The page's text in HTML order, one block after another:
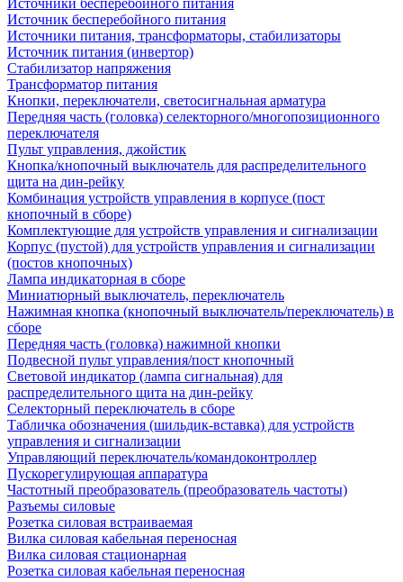
Источники бесперебойного питания
Источник бесперебойного питания
Источники питания, трансформаторы, стабилизаторы
Источник питания (инвертор)
Стабилизатор напряжения
Трансформатор питания
Кнопки, переключатели, светосигнальная арматура
Передняя часть (головка) селекторного/многопозиционного
переключателя
Пульт управления, джойстик
Кнопка/кнопочный выключатель для распределительного
щита на дин-рейку
Комбинация устройств управления в корпусе (пост
кнопочный в сборе)
Комплектующие для устройств управления и сигнализации
Корпус (пустой) для устройств управления и сигнализации
(постов кнопочных)
Лампа индикаторная в сборе
Миниатюрный выключатель, переключатель
Нажимная кнопка (кнопочный выключатель/переключатель) в
сборе
Передняя часть (головка) нажимной кнопки
Подвесной пульт управления/пост кнопочный
Световой индикатор (лампа сигнальная) для
распределительного щита на дин-рейку
Селекторный переключатель в сборе
Табличка обозначения (шильдик-вставка) для устройств
управления и сигнализации
Управляющий переключатель/командоконтроллер
Пускорегулирующая аппаратура
Частотный преобразователь (преобразователь частоты)
Разъемы силовые
Розетка силовая встраиваемая
Вилка силовая кабельная переносная
Вилка силовая стационарная
Розетка силовая кабельная переносная